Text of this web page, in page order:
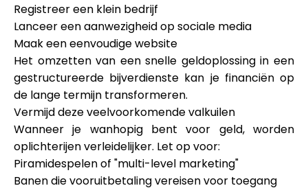
Registreer een klein bedrijf
Lanceer een aanwezigheid op sociale media
Maak een eenvoudige website
Het omzetten van een snelle geldoplossing in een
gestructureerde bijverdienste kan je financiën op
de lange termijn transformeren.
Vermijd deze veelvoorkomende valkuilen
Wanneer je wanhopig bent voor geld, worden
oplichterijen verleidelijker. Let op voor:
Piramidespelen of "multi-level marketing"
Banen die vooruitbetaling vereisen voor toegang